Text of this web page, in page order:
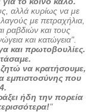
αλλά κυρίως να με
με πετραχήλια,
ραβδιών και τους
και κατώγεια".
και πρωτοβουλίες.
ζητώ να κρατήσουμε,
εμπιστοσύνης που
ήδη την πορεία
"